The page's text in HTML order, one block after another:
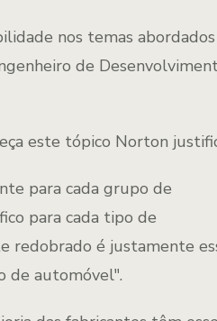
nos temas abordados
de
este tópico Norton
para cada grupo de
para cada tipo de
redobrado é justamente
de automóvel".